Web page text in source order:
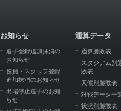
お知らせ
選手登録追加抹消の
お知らせ
役員・スタッフ登録
追加抹消のお知らせ
出場停止選手のお知
らせ
通算データ
通算勝敗表
スタジアム別
敗表
天候別勝敗表
対戦データ一
状況別勝敗表